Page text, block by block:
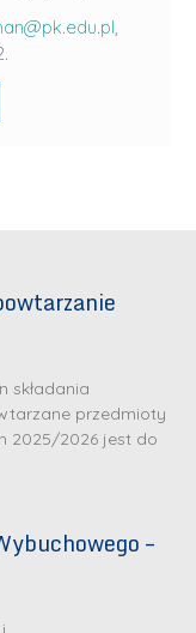
,
składania
przedmioty
2025/2026 jest do
–